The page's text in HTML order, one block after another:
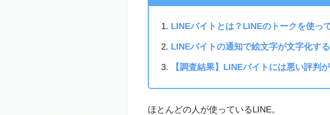
LINEバイトとは？LINEのトークを使っ
LINEバイトの通知で絵文字が文字化す
【調査結果】LINEバイトには悪い評判
ほとんどの人が使っているLINE。